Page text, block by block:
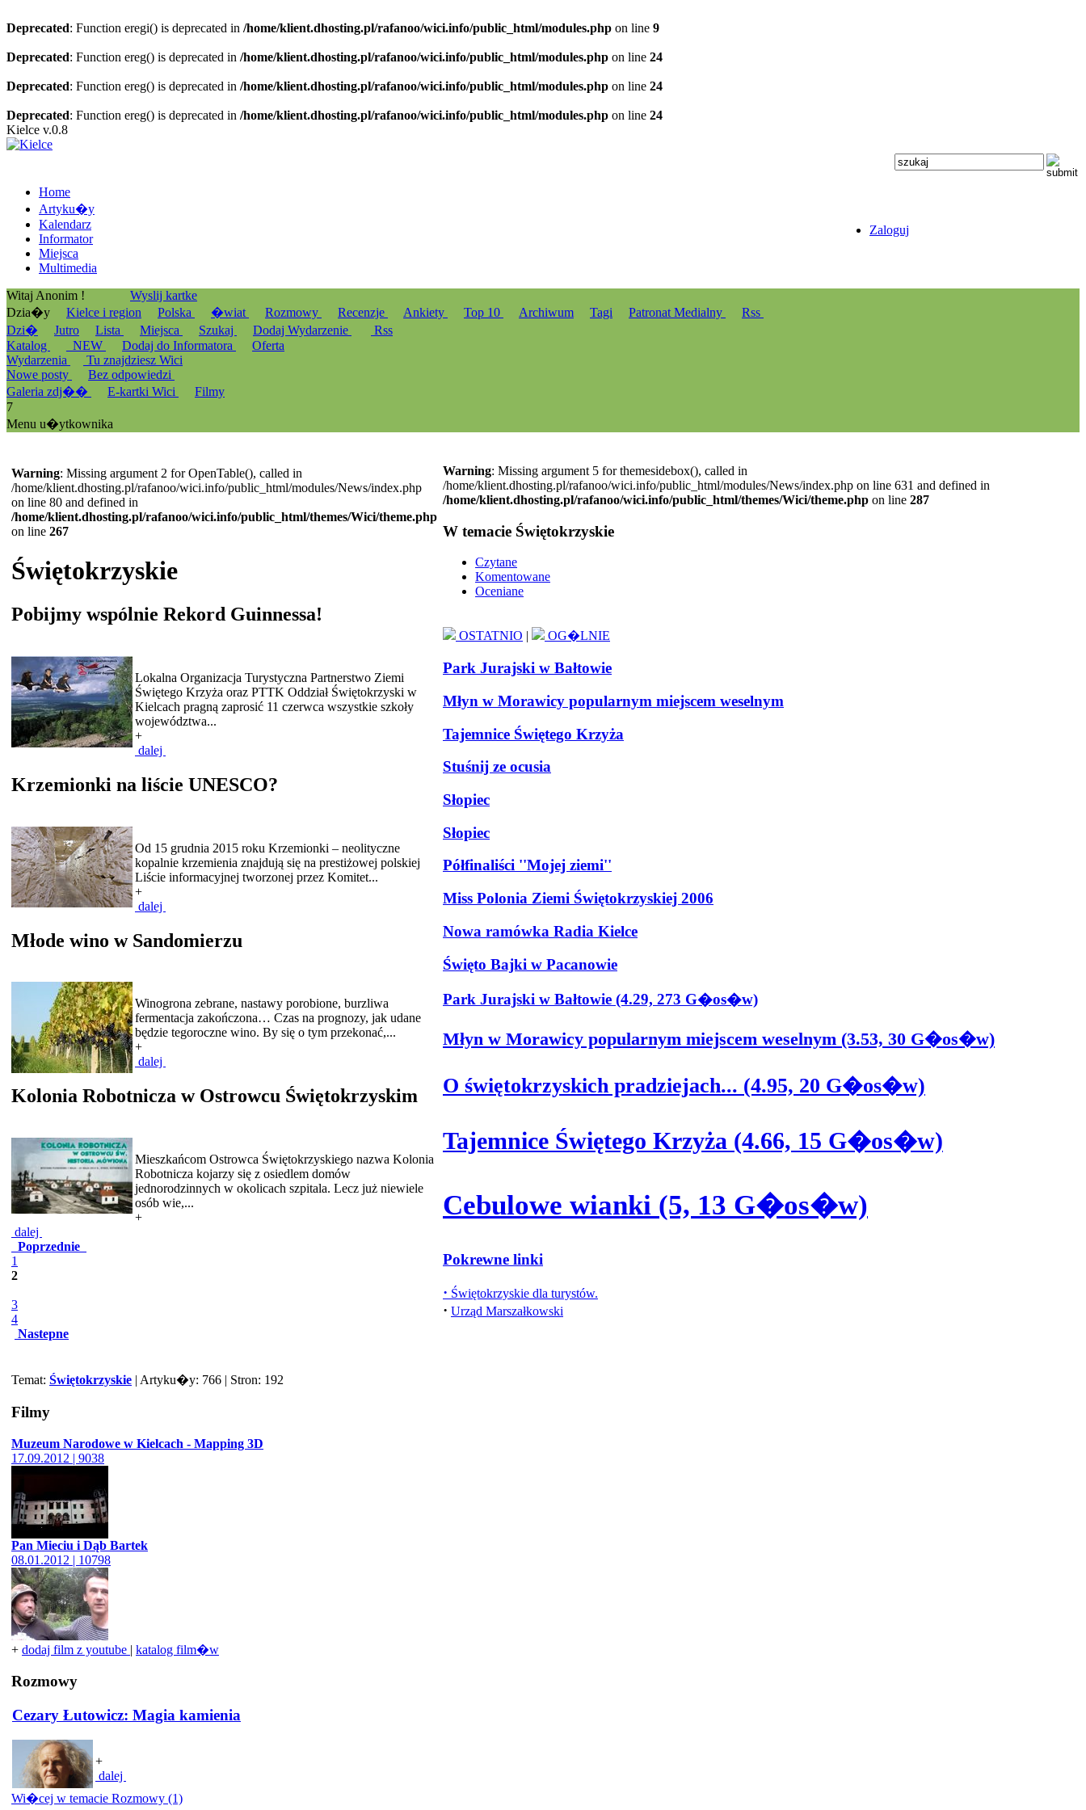
Deprecated: Function eregi() is deprecated in /home/klient.dhosting.pl/rafanoo/wici.info/public_html/modules.php on line 9
Deprecated: Function ereg() is deprecated in /home/klient.dhosting.pl/rafanoo/wici.info/public_html/modules.php on line 24
Deprecated: Function ereg() is deprecated in /home/klient.dhosting.pl/rafanoo/wici.info/public_html/modules.php on line 24
Deprecated: Function ereg() is deprecated in /home/klient.dhosting.pl/rafanoo/wici.info/public_html/modules.php on line 24
Kielce v.0.8
Home
Artyku�y
Kalendarz
Informator
Miejsca
Multimedia
Zaloguj
Witaj Anonim !
Wyslij kartke
Dzia�y
Kielce i region Polska �wiat Rozmowy Recenzje Ankiety Top 10 Archiwum Tagi Patronat Medialny
Rss
Dzi�
Jutro Lista Miejsca Szukaj Dodaj Wydarzenie
Rss
Katalog
_NEW Dodaj do Informatora
Oferta
Wydarzenia
Tu znajdziesz Wici
Nowe posty
Bez odpowiedzi
Galeria zdj��
E-kartki Wici
Filmy
7
Menu u�ytkownika
Warning: Missing argument 2 for OpenTable(), called in
/home/klient.dhosting.pl/rafanoo/wici.info/public_html/modules/News/index.php
on line 80 and defined in
/home/klient.dhosting.pl/rafanoo/wici.info/public_html/themes/Wici/theme.php
on line 267
Świętokrzyskie
Pobijmy wspólnie Rekord Guinnessa!
Lokalna Organizacja Turystyczna Partnerstwo Ziemi
Świętego Krzyża oraz PTTK Oddział Świętokrzyski w
Kielcach pragną zaprosić 11 czerwca wszystkie szkoły
województwa...
+
dalej
Krzemionki na liście UNESCO?
Od 15 grudnia 2015 roku Krzemionki – neolityczne
kopalnie krzemienia znajdują się na prestiżowej polskiej
Liście informacyjnej tworzonej przez Komitet...
+
dalej
Młode wino w Sandomierzu
Winogrona zebrane, nastawy porobione, burzliwa
fermentacja zakończona… Czas na prognozy, jak udane
będzie tegoroczne wino. By się o tym przekonać,...
+
dalej
Kolonia Robotnicza w Ostrowcu Świętokrzyskim
Mieszkańcom Ostrowca Świętokrzyskiego nazwa Kolonia
Robotnicza kojarzy się z osiedlem domów
jednorodzinnych w okolicach szpitala. Lecz już niewiele
osób wie,...
+
dalej
Poprzednie
1
2
3
4
Nastepne
Temat: Świętokrzyskie | Artyku�y: 766 | Stron: 192
Filmy
Muzeum Narodowe w Kielcach - Mapping 3D
17.09.2012 | 9038
Pan Mieciu i Dąb Bartek
08.01.2012 | 10798
+ dodaj film z youtube | katalog film�w
Rozmowy
Cezary Łutowicz: Magia kamienia
+
dalej
Wi�cej w temacie Rozmowy (1)
Warning: Missing argument 5 for themesidebox(), called in
/home/klient.dhosting.pl/rafanoo/wici.info/public_html/modules/News/index.php on line 631 and defined in
/home/klient.dhosting.pl/rafanoo/wici.info/public_html/themes/Wici/theme.php on line 287
W temacie Świętokrzyskie
Czytane
Komentowane
Oceniane
OSTATNIO | OG�LNIE
Park Jurajski w Bałtowie
Młyn w Morawicy popularnym miejscem weselnym
Tajemnice Świętego Krzyża
Stuśnij ze ocusia
Słopiec
Słopiec
Półfinaliści ''Mojej ziemi''
Miss Polonia Ziemi Świętokrzyskiej 2006
Nowa ramówka Radia Kielce
Święto Bajki w Pacanowie
Park Jurajski w Bałtowie (4.29, 273 G�os�w)
Młyn w Morawicy popularnym miejscem weselnym (3.53, 30 G�os�w)
O świętokrzyskich pradziejach... (4.95, 20 G�os�w)
Tajemnice Świętego Krzyża (4.66, 15 G�os�w)
Cebulowe wianki (5, 13 G�os�w)
Pokrewne linki
· Świętokrzyskie dla turystów.
· Urząd Marszałkowski